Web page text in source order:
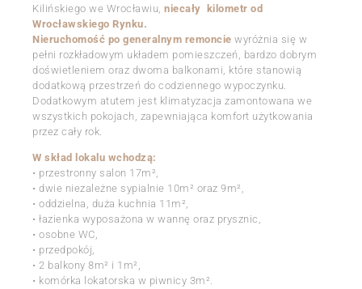
Kilińskiego we Wrocławiu, niecały kilometr od
Wrocławskiego Rynku.
Nieruchomość po generalnym remoncie wyróżnia się w
pełni rozkładowym układem pomieszczeń, bardzo dobrym
doświetleniem oraz dwoma balkonami, które stanowią
dodatkową przestrzeń do codziennego wypoczynku.
Dodatkowym atutem jest klimatyzacja zamontowana we
wszystkich pokojach, zapewniająca komfort użytkowania
przez cały rok.
W skład lokalu wchodzą:
• przestronny salon 17m²,
• dwie niezależne sypialnie 10m² oraz 9m²,
• oddzielna, duża kuchnia 11m²,
• łazienka wyposażona w wannę oraz prysznic,
• osobne WC,
• przedpokój,
• 2 balkony 8m² i 1m²,
• komórka lokatorska w piwnicy 3m².